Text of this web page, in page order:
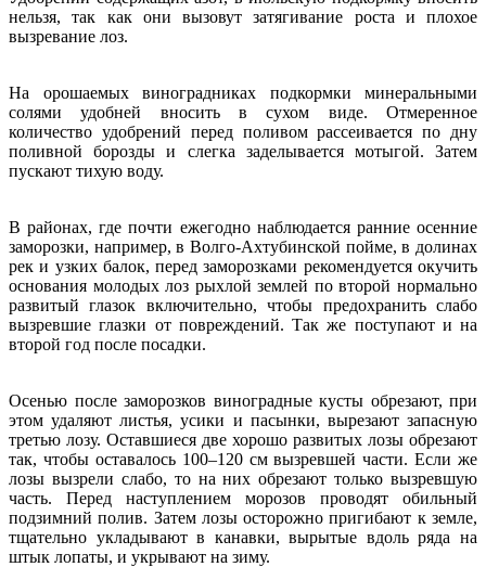
нельзя, так как они вызовут затягивание роста и плохое
вызревание лоз.
На орошаемых виноградниках подкормки минеральными
солями удобней вносить в сухом виде. Отмеренное
количество удобрений перед поливом рассеивается по дну
поливной борозды и слегка заделывается мотыгой. Затем
пускают тихую воду.
В районах, где почти ежегодно наблюдается ранние осенние
заморозки, например, в Волго-Ахтубинской пойме, в долинах
рек и узких балок, перед заморозками рекомендуется окучить
основания молодых лоз рыхлой землей по второй нормально
развитый глазок включительно, чтобы предохранить слабо
вызревшие глазки от повреждений. Так же поступают и на
второй год после посадки.
Осенью после заморозков виноградные кусты обрезают, при
этом удаляют листья, усики и пасынки, вырезают запасную
третью лозу. Оставшиеся две хорошо развитых лозы обрезают
так, чтобы оставалось 100–120 см вызревшей части. Если же
лозы вызрели слабо, то на них обрезают только вызревшую
часть. Перед наступлением морозов проводят обильный
подзимний полив. Затем лозы осторожно пригибают к земле,
тщательно укладывают в канавки, вырытые вдоль ряда на
штык лопаты, и укрывают на зиму.